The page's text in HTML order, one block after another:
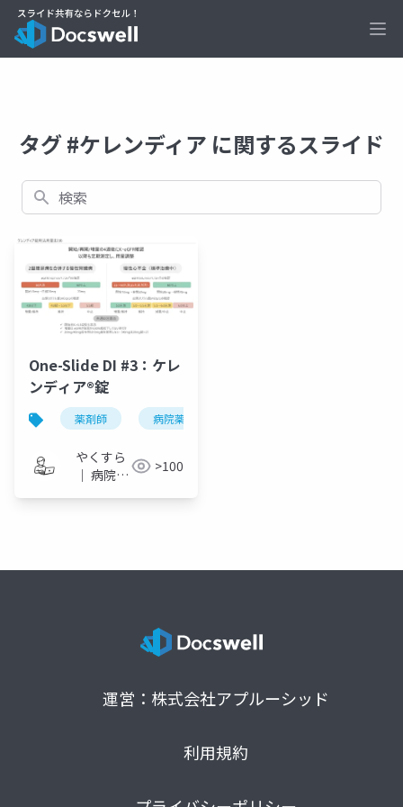
タグ #ケレンディア に関するスライド
検索
One-Slide DI #3：ケレ
ンディア®錠
薬剤師 病院薬剤師
やくすら
｜ 病院薬
>100
運営：株式会社アプルーシッド
利用規約